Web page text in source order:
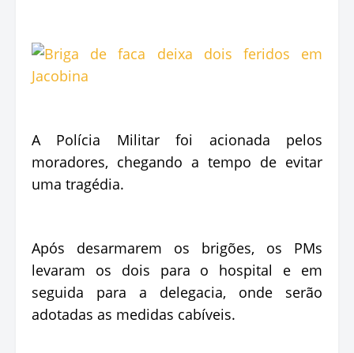
A Polícia Militar foi acionada pelos
moradores, chegando a tempo de evitar
uma tragédia.
Após desarmarem os brigões, os PMs
levaram os dois para o hospital e em
seguida para a delegacia, onde serão
adotadas as medidas cabíveis.